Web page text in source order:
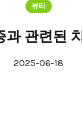
뷰티
과 관련된
2025-06-18